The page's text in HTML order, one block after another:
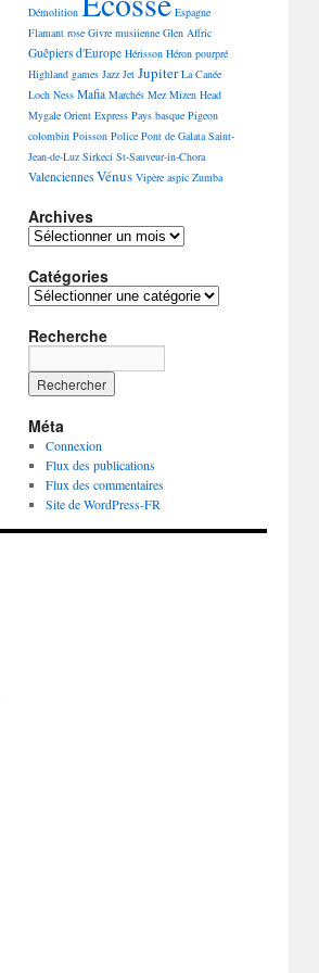
Démolition
Espagne
Flamant rose Givre musiienne Glen Affric
Guêpiers d'Europe Hérisson Héron pourpré
Highland games Jazz Jet Jupiter La Canée
Loch Ness Mafia Marchés Mez Mizen Head
Mygale Orient Express Pays basque Pigeon
colombin Poisson Police Pont de Galata Saint-
Jean-de-Luz Sirkeci St-Sauveur-in-Chora
Valenciennes Vénus Vipère aspic Zumba
Archives
Archives
Catégories
Catégories
Recherche
Méta
Connexion
Flux des publications
Flux des commentaires
Site de WordPress-FR